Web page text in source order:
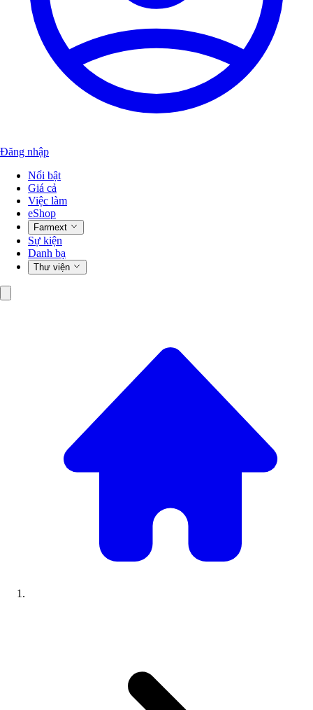
Đăng nhập
Nổi bật
Giá cả
Việc làm
eShop
Farmext
Sự kiện
Danh bạ
Thư viện